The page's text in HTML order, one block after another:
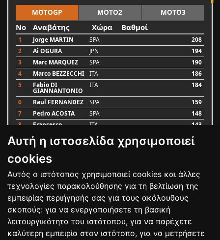
Αυτή η ιστοσελίδα χρησιμοποιεί
cookies
Αυτός ο ιστότοπος χρησιμοποιεί cookies και άλλες
τεχνολογίες παρακολούθησης για τη βελτίωση της
εμπειρίας περιήγησής σας για τους ακόλουθους
σκοπούς: για να ενεργοποιήσετε τη βασική
λειτουργικότητα του ιστότοπου, για να παρέχετε
καλύτερη εμπειρία στον ιστότοπο, για να μετρήσετε
MOTOGP MOTO2 MOTO3
No Αναβάτης Χώρα Βαθμοί
1 Jorge MARTIN SPA
208
2
Ai OGURA JPN
194
3
Marc MARQUEZ SPA
190
4
Marco BEZZECCHI ITA
186
5
Fabio DI
GIANNANTONIO
ITA 184
6 Raul FERNANDEZ SPA
159
7
Pedro ACOSTA SPA
148
8
Francesco ITA 143
9 Alex MARQUEZ SPA
Luca MARINI
Bαθμολογία